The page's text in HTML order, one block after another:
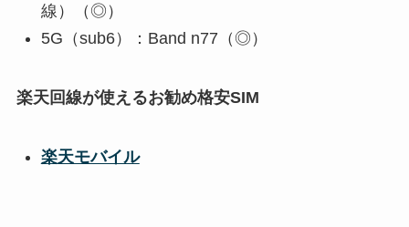
線）（◎）
5G（sub6）：Band n77（◎）
楽天回線が使えるお勧め格安SIM
楽天モバイル